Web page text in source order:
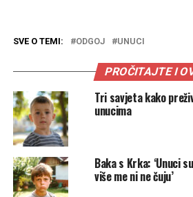
SVE O TEMI: ODGOJ UNUCI
PROČITAJTE I
Tri savjeta kako
unucima
Baka s Krka: ‘Unuci
više me ni ne čuju’